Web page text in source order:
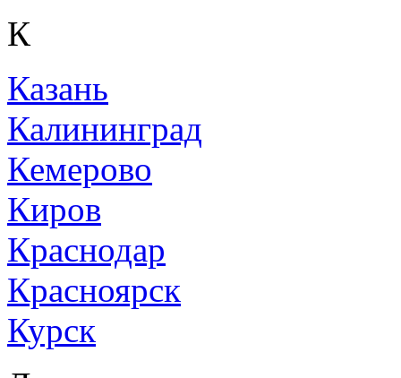
К
Казань
Калининград
Кемерово
Киров
Краснодар
Красноярск
Курск